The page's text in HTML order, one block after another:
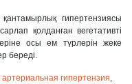
гипертензиясы
қолданған вегетативті
осы ем түрлерін жеке
береді.
гипертензия